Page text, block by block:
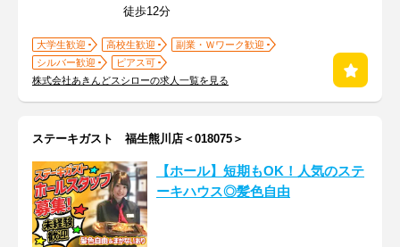
徒歩12分
大学生歓迎 高校生歓迎
副業・Ｗワーク歓迎
シルバー歓迎
ピアス可
株式会社あきんどスシローの求人一覧を見る
ステーキガスト 福生熊川店＜018075＞
【ホール】短期もOK！人気のステ
ーキハウス◎髪色自由